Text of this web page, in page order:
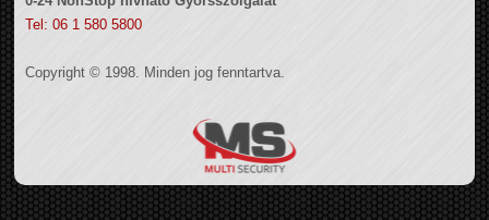
Tel: 06 1 580 5800
Copyright © 1998. Minden jog fenntartva.